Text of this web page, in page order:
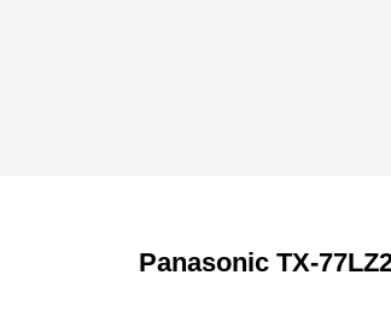
Panasonic TX-